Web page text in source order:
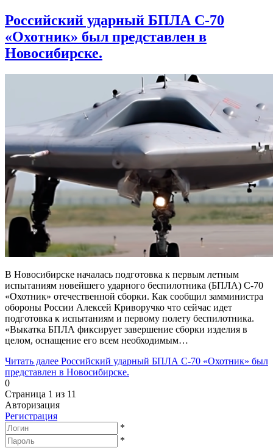
Российский ударный БПЛА С-70
«Охотник» был представлен в
Новосибирске.
В Новосибирске началась подготовка к первым летным
испытаниям новейшего ударного беспилотника (БПЛА) С-70
«Охотник» отечественной сборки. Как сообщил замминистра
обороны России Алексей Криворучко что сейчас идет
подготовка к испытаниям и первому полету беспилотника.
«Выкатка БПЛА фиксирует завершение сборки изделия в
целом, оснащение его всем необходимым…
Читать далее Российский ударный БПЛА С-70 «Охотник» был
представлен в Новосибирске.
0
Страница 1 из 11
Авторизация
Регистрация
*
*